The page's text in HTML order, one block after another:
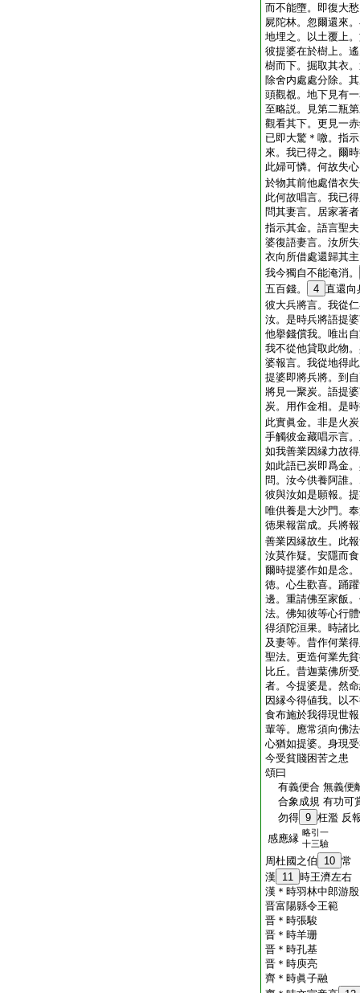
而不能墮。即復大
屍陀林。忽爾還來
地埋之。以土覆上
彼提婆在於樹上。
樹而下。掘取其衣
除舍内處處分除。
頭觀覩。地下見有
至略説。見第二瓶
觀看其下。更見一
已即大驚＊噭。指
來。我已得之。爾
此婦可憐。何故失
於物其前他處借衣
此何故唱言。我已
問其妻言。居家著
指示其金。語言聖
婆復語妻言。汝所
衣向所借處還歸其
我今獨自不能淹消。
五百錢。
4 直還向
彼大兵將言。我從
汝。是時兵將語提
他擧錢償我。唯出
我不從他貸取此物
婆報言。我從地得
提婆即將兵將。到
將見一聚炭。語提
炭。用作金相。是
此實眞金。非是火
手觸彼金藏唱示言
如我善業因縁力故
如此語已炭即爲金
問。汝今供養阿誰
彼與汝如是願報。
唯供養是大沙門。
徳果報當成。兵將
善業因縁故生。此
汝莫作疑。安隱而食
爾時提婆作如是念
徳。心生歡喜。踊
邊。重請佛至家飯
法。佛知彼等心行
得須陀洹果。時諸
及妻等。昔作何業
聖法。更造何業先
比丘。昔迦葉佛所
者。今提婆是。然
因縁今得値我。以
食布施於我得現世
輩等。應常須向佛
心猶如提婆。身現
今受貧賤困苦之患
頌曰
有義便合 無義便
合象成規 有功可
勿得 9 枉濫 反
感應縁 略引一
十三驗
周杜國之伯 10 常
漢
11 時王濟左右
漢＊時羽林中郎游殷
晋富陽縣令王範
晋＊時張駿
晋＊時羊珊
晋＊時孔基
晋＊時庾亮
齊＊時眞子融